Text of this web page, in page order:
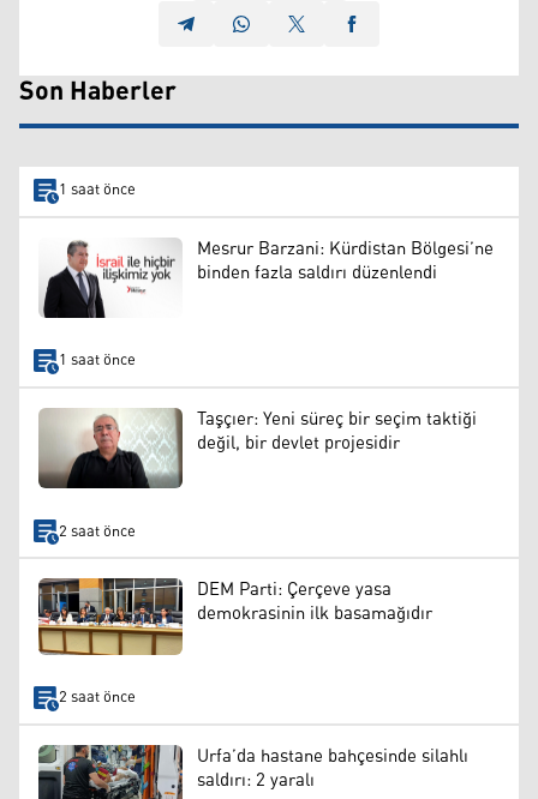
Son Haberler
1 saat önce
Mesrur Barzani: Kürdistan Bölgesi’ne
binden fazla saldırı düzenlendi
1 saat önce
Taşçıer: Yeni süreç bir seçim taktiği
değil, bir devlet projesidir
2 saat önce
DEM Parti: Çerçeve yasa
demokrasinin ilk basamağıdır
2 saat önce
Urfa’da hastane bahçesinde silahlı
saldırı: 2 yaralı